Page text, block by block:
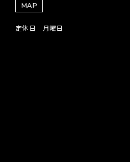
MAP
定休日 月曜日